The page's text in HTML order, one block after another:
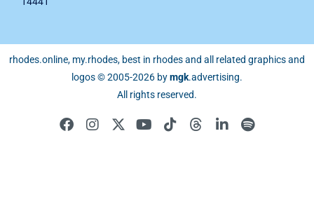
rhodes.online, my.rhodes, best in rhodes and all related graphics and
logos © 2005-2026 bymgk.advertising.
All rights reserved.